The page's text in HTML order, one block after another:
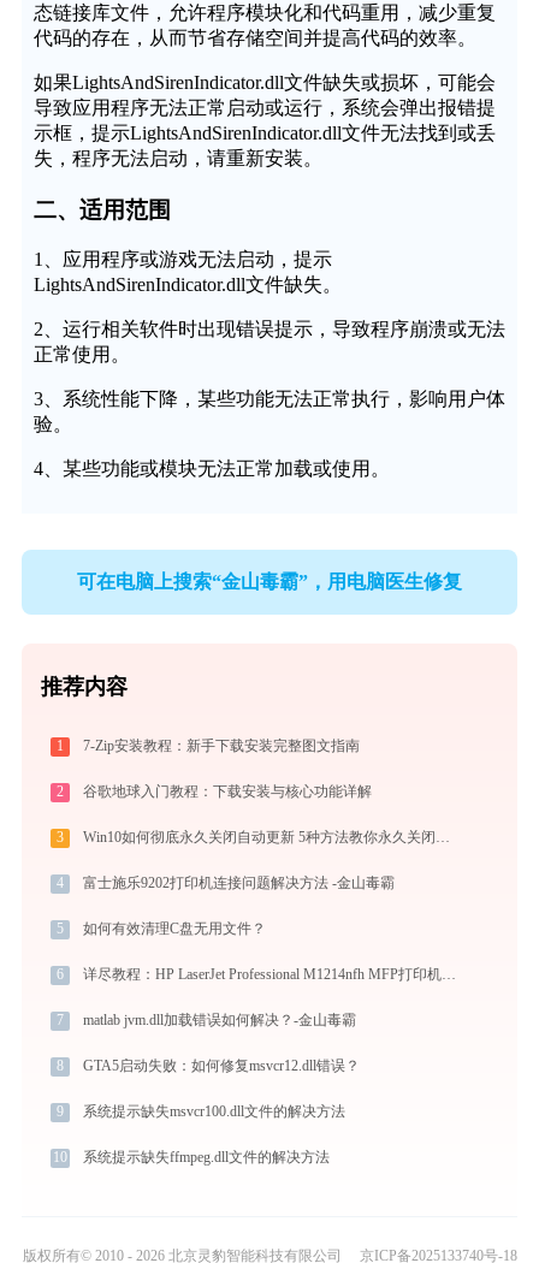
态链接库文件，允许程序模块化和代码重用，减少重复
代码的存在，从而节省存储空间并提高代码的效率。
如果LightsAndSirenIndicator.dll文件缺失或损坏，可能会
导致应用程序无法正常启动或运行，系统会弹出报错提
示框，提示LightsAndSirenIndicator.dll文件无法找到或丢
失，程序无法启动，请重新安装。
二、适用范围
1、应用程序或游戏无法启动，提示
LightsAndSirenIndicator.dll文件缺失。
2、运行相关软件时出现错误提示，导致程序崩溃或无法
正常使用。
3、系统性能下降，某些功能无法正常执行，影响用户体
验。
4、某些功能或模块无法正常加载或使用。
可在电脑上搜索“金山毒霸”，用电脑医生修复
推荐内容
1 7-Zip安装教程：新手下载安装完整图文指南
2 谷歌地球入门教程：下载安装与核心功能详解
3 Win10如何彻底永久关闭自动更新 5种方法教你永久关闭win10自动更新
4 富士施乐9202打印机连接问题解决方法 -金山毒霸
5 如何有效清理C盘无用文件？
6 详尽教程：HP LaserJet Professional M1214nfh MFP打印机驱动的正确下载与安装方式
7 matlab jvm.dll加载错误如何解决？-金山毒霸
8 GTA5启动失败：如何修复msvcr12.dll错误？
9 系统提示缺失msvcr100.dll文件的解决方法
10 系统提示缺失ffmpeg.dll文件的解决方法
版权所有© 2010 - 2026 北京灵豹智能科技有限公司 京ICP备2025133740号-18